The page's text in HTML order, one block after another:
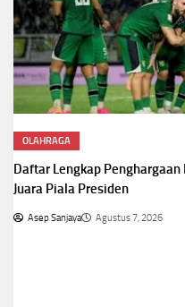
OLAHRAGA
Daftar Lengkap
Juara Piala Presiden
Asep Sanjaya Agustus 7, 2026